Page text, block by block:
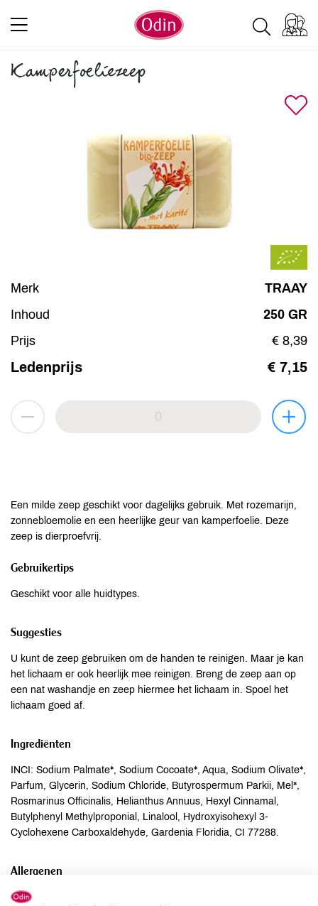
Kamperfoeliezeep
Merk
TRAAY
Inhoud
250 GR
Prijs
€ 8,39
Ledenprijs € 7,15
Een milde zeep geschikt voor dagelijks gebruik. Met rozemarijn,
zonnebloemolie en een heerlijke geur van kamperfoelie. Deze
zeep is dierproefvrij.
Gebruikertips
Geschikt voor alle huidtypes.
Suggesties
U kunt de zeep gebruiken om de handen te reinigen. Maar je kan
het lichaam er ook heerlijk mee reinigen. Breng de zeep aan op
een nat washandje en zeep hiermee het lichaam in. Spoel het
lichaam goed af.
Ingrediënten
INCI: Sodium Palmate*, Sodium Cocoate*, Aqua, Sodium Olivate*,
Parfum, Glycerin, Sodium Chloride, Butyrospermum Parkii, Mel*,
Rosmarinus Officinalis, Helianthus Annuus, Hexyl Cinnamal,
Butylphenyl Methylproponial, Linalool, Hydroxyisohexyl 3-
Cyclohexene Carboxaldehyde, Gardenia Floridia, CI 77288.
Allergenen
Aardnoten